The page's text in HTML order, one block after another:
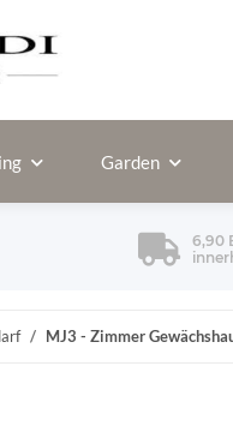
Garden
6,90
MJ3 - Zimmer